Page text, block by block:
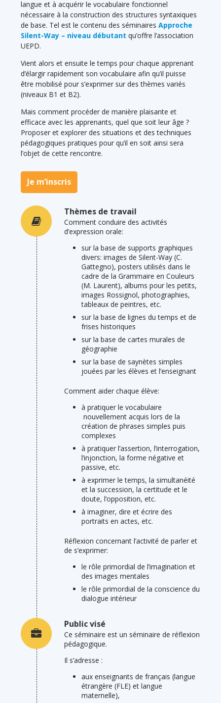
langue et à acquérir le vocabulaire fonctionnel
nécessaire à la construction des structures syntaxiques
de base. Tel est le contenu des séminaires Approche
Silent-Way – niveau débutant qu’offre l’association
UEPD.
Vient alors et ensuite le temps pour chaque apprenant
d’élargir rapidement son vocabulaire afin qu’il puisse
être mobilisé pour s’exprimer sur des thèmes variés
(niveaux B1 et B2).
Mais comment procéder de manière plaisante et
efficace avec les apprenants, quel que soit leur âge ?
Proposer et explorer des situations et des techniques
pédagogiques pratiques pour qu’il en soit ainsi sera
l’objet de cette rencontre.
Je m’inscris
Thèmes de travail
Comment conduire des activités
d’expression orale:
sur la base de supports graphiques
divers: images de Silent-Way (C.
Gattegno), posters utilisés dans le
cadre de la Grammaire en Couleurs
(M. Laurent), albums pour les petits,
images Rossignol, photographies,
tableaux de peintres, etc.
sur la base de lignes du temps et de
frises historiques
sur la base de cartes murales de
géographie
sur la base de saynètes simples
jouées par les élèves et l’enseignant
Comment aider chaque élève:
à pratiquer le vocabulaire
nouvellement acquis lors de la
création de phrases simples puis
complexes
à pratiquer l’assertion, l’interrogation,
l’injonction, la forme négative et
passive, etc.
à exprimer le temps, la simultanéité
et la succession, la certitude et le
doute, l’opposition, etc.
à imaginer, dire et écrire des
portraits en actes, etc.
Réflexion concernant l’activité de parler et
de s’exprimer:
le rôle primordial de l’imagination et
des images mentales
le rôle primordial de la conscience du
dialogue intérieur
Public visé
Ce séminaire est un séminaire de réflexion
pédagogique.
Il s’adresse :
aux enseignants de français (langue
étrangère (FLE) et langue
maternelle),